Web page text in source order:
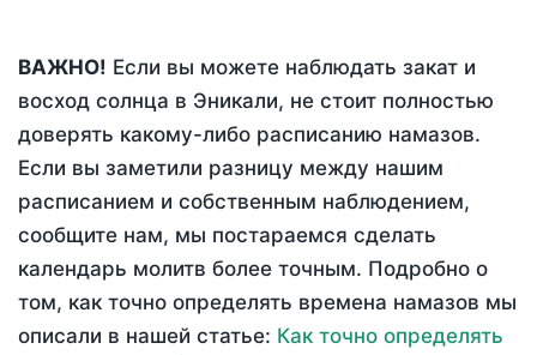
ВАЖНО! Если вы можете наблюдать закат и
восход солнца в Эникали, не стоит полностью
доверять какому-либо расписанию намазов.
Если вы заметили разницу между нашим
расписанием и собственным наблюдением,
сообщите нам, мы постараемся сделать
календарь молитв более точным. Подробно о
том, как точно определять времена намазов мы
описали в нашей статье: Как точно определять